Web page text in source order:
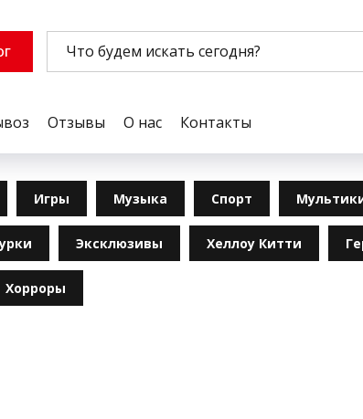
Отзывы О нас Контакты
Игры Музыка Спорт
Эксклюзивы Хеллоу Китти
Хорроры